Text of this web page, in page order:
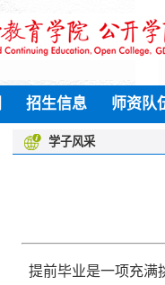
招生信息 师资队
学子风采
提前毕业是一项充满